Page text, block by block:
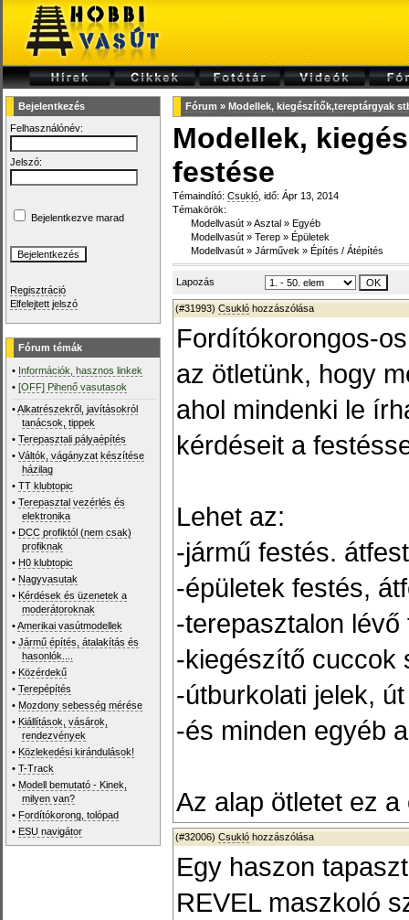
Bejelentkezés
Felhasználónév:
Jelszó:
Bejelentkezve marad
Regisztráció
Elfelejtett jelszó
Fórum témák
• Információk, hasznos linkek
•[OFF] Pihenő vasutasok
•Alkatrészekről, javításokról
tanácsok, tippek
•Terepasztali pályaépítés
•Váltók, vágányzat készítése
házilag
•TT klubtopic
•Terepasztal vezérlés és
elektronika
• DCC profiktól (nem csak)
profiknak
• H0 klubtopic
• Nagyvasutak
• Kérdések és üzenetek a
moderátoroknak
•Amerikai vasútmodellek
•Jármű építés, átalakítás és
hasonlók....
• Közérdekű
•Terepépítés
• Mozdony sebesség mérése
• Kiállítások, vásárok,
rendezvények
• Közlekedési kirándulások!
•T-Track
• Modell bemutató - Kinek,
milyen van?
• Fordítókorong, tolópad
• ESU navigátor
Fórum » Modellek, kiegészítők,tereptárgyak
Modellek,
festése
Témaindító: Csukló , idő: Ápr 13, 2014
Témakörök:
Modellvasút »Asztal » Egyéb
Modellvasút » Terep » Épületek
Modellvasút » Járművek » Építés / Átépítés
Lapozás
(#31993) Csukló hozzászólása
Fordítókorongos-
az ötletünk, hogy
ahol mindenki le
kérdéseit a
Lehet az:
-jármű festés.
-épületek festés,
-terepasztalon
-kiegészítő cuccok
-útburkolati jelek,
-és minden egyéb
Az alap ötletet ez
(#32006) Csukló hozzászólása
Egy haszon
REVEL maszkoló